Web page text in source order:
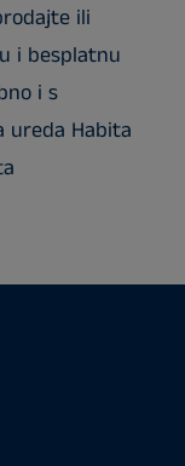
ili
i besplatnu
i s
ureda Habita